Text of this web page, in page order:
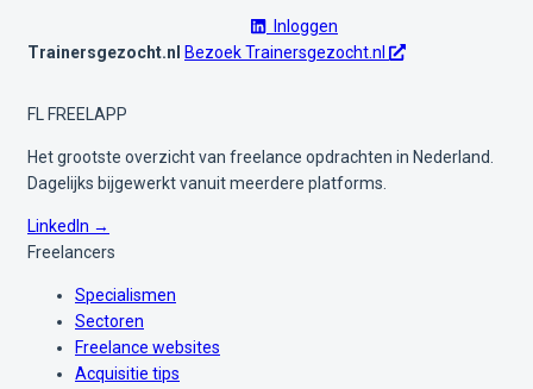
Inloggen
Trainersgezocht.nl
Bezoek Trainersgezocht.nl
FL FREELAPP
Het grootste overzicht van freelance opdrachten in Nederland.
Dagelijks bijgewerkt vanuit meerdere platforms.
LinkedIn →
Freelancers
Specialismen
Sectoren
Freelance websites
Acquisitie tips